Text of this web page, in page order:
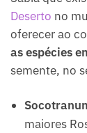
Deserto no
oferecer ao
as espécies
semente, no
maiores